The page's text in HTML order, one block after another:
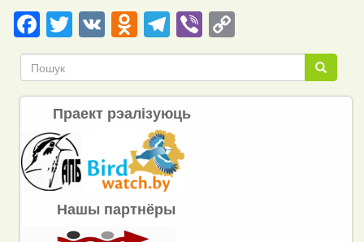
Facebook
Twitter
VKOdnoklassniki
Telegram
ViberCopy
Link Пошук
Пошук
Праект рэалізуюць
Нашы партнёры